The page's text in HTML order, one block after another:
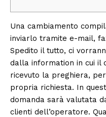
Una cambiamento
inviarlo tramite e-mail,
Spedito il tutto, ci
dalla information in cui il
ricevuto la preghiera,
propria richiesta. In
domanda sarà valutata
clienti dell’operatore.